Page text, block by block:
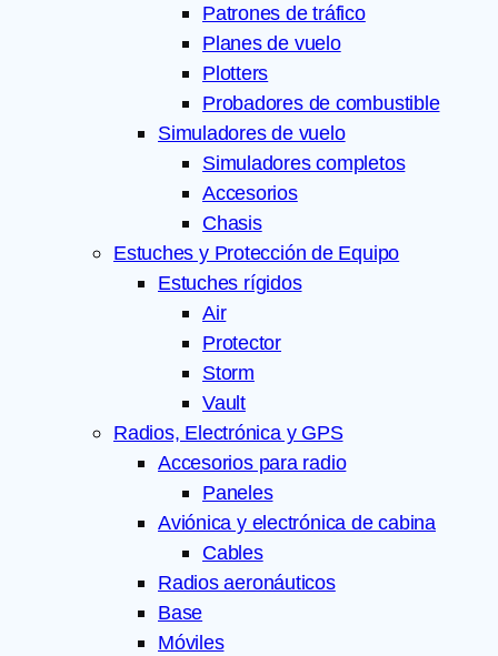
Patrones de tráfico
Planes de vuelo
Plotters
Probadores de combustible
Simuladores de vuelo
Simuladores completos
Accesorios
Chasis
Estuches y Protección de Equipo
Estuches rígidos
Air
Protector
Storm
Vault
Radios, Electrónica y GPS
Accesorios para radio
Paneles
Aviónica y electrónica de cabina
Cables
Radios aeronáuticos
Base
Móviles